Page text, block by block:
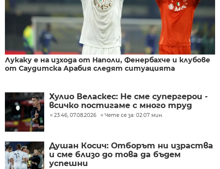
Лукаку е на изхода от Наполи, Фенербахче и клубове
от Саудитска Арабия следят ситуацията
Хулио Веласкес: Не сме супергерои -
всичко постигаме с много труд
23:46, 07.08.2026 Чете се за: 02:07 мин.
Душан Косич: Отборът ни израства
и сме близо до това да бъдем
успешни